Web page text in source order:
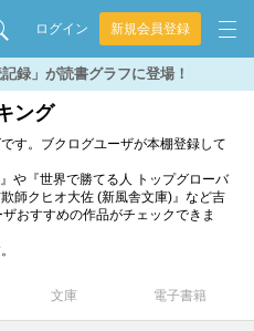
ログイン 新規会員登録
録」が読書グラフに登場！
ング
す。ブクログユーザが本棚登録して
や『世界で勝てる人 トップグローバ
師クヒオ大佐 (新風舎文庫)』など吉
おすすめの作品がチェックできま
文庫 電子書籍